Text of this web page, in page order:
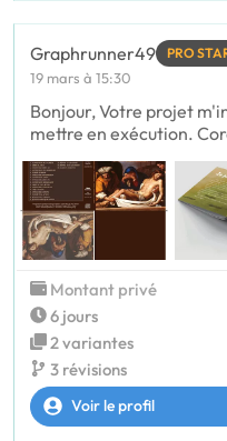
Graphrunner49 PRO
19 mars à 15:30
Bonjour, Votre projet
mettre en exécution.
Montant privé
6 jours
2 variantes
3 révisions
Voir le profil